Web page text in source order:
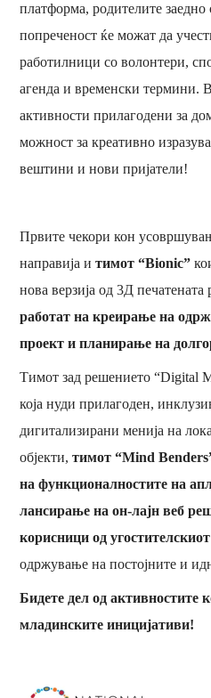
платформа, родителите заедно
попреченост ќе можат да
работилници со волонтери,
агенда и временски термини.
активности прилагодени за
можност за креативно
вештини и нови пријатели!
Првите чекори кон
направија и тимот “Bionic”
нова верзија од 3Д печатената
работат на креирање на
проект и планирање на
Тимот зад решението “Digital
која нуди прилагоден,
дигитализирани менија на
објекти, тимот “Mind
на функционалностите на
лансирање на он-лајн веб
корисници од
одржување на постојните и
Бидете дел од активностите
младинските иницијативи!